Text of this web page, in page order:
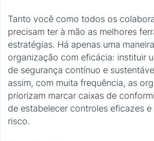
Tanto você como todos os
precisam ter à mão as melhores
estratégias. Há apenas uma
organização com eficácia: instituir
de segurança contínuo e
assim, com muita frequência, as
priorizam marcar caixas de
de estabelecer controles eficazes e
risco.